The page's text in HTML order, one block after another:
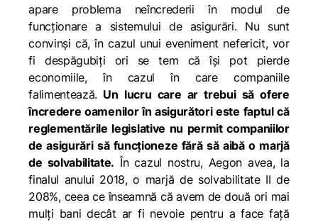
apare problema neîncrederii în modul de
funcționare a sistemului de asigurări. Nu sunt
convinși că, în cazul unui eveniment nefericit, vor
fi despăgubiți ori se tem că își pot pierde
economiile, în cazul în care companiile
falimentează. Un lucru care ar trebui să ofere
încredere oamenilor în asigurători este faptul că
reglementările legislative nu permit companiilor
de asigurări să funcţioneze fără să aibă o marjă
de solvabilitate. În cazul nostru, Aegon avea, la
finalul anului 2018, o marjă de solvabilitate II de
208%, ceea ce înseamnă că avem de două ori mai
mulţi bani decât ar fi nevoie pentru a face faţă